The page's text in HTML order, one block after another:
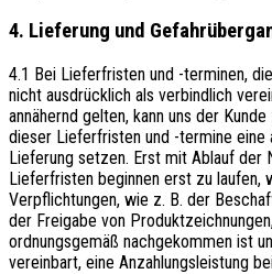
4. Lieferung und
4.1 Bei Lieferfristen und -terminen,
nicht ausdrücklich als verbindlich
annähernd gelten, kann uns der
dieser Lieferfristen und -termine eine
Lieferung setzen. Erst mit Ablauf der
Lieferfristen beginnen erst zu laufen,
Verpflichtungen, wie z. B. der
der Freigabe von
ordnungsgemäß nachgekommen ist
vereinbart, eine Anzahlungsleistung